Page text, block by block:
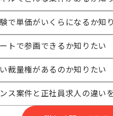
しております。
で単価がいくらになるか知
トで参画できるか知りたい
裁量権があるのか知りたい
ス案件と正社員求人の違い